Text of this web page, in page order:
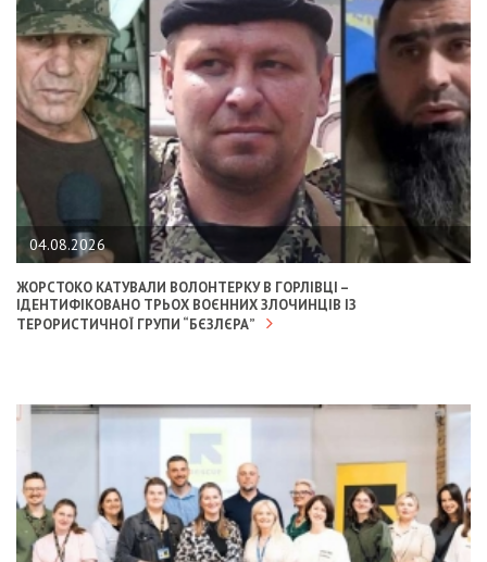
04.08.2026
ЖОРСТОКО КАТУВАЛИ ВОЛОНТЕРКУ В ГОРЛІВЦІ –
ІДЕНТИФІКОВАНО ТРЬОХ ВОЄННИХ ЗЛОЧИНЦІВ ІЗ
ТЕРОРИСТИЧНОЇ ГРУПИ “БЄЗЛЄРА”